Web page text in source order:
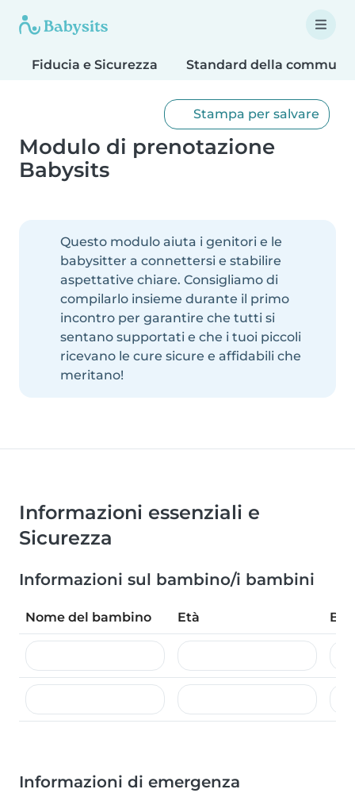
Fiducia e Sicurezza Standard della
Stampa per salvare
Modulo di prenotazione
Babysits
Questo modulo aiuta i genitori e le
babysitter a connettersi e stabilire
aspettative chiare. Consigliamo di
compilarlo insieme durante il primo
incontro per garantire che tutti si
sentano supportati e che i tuoi piccoli
ricevano le cure sicure e affidabili che
meritano!
Informazioni essenziali e
Sicurezza
Informazioni sul bambino/i bambini
Nome del bambino Età
Informazioni di emergenza